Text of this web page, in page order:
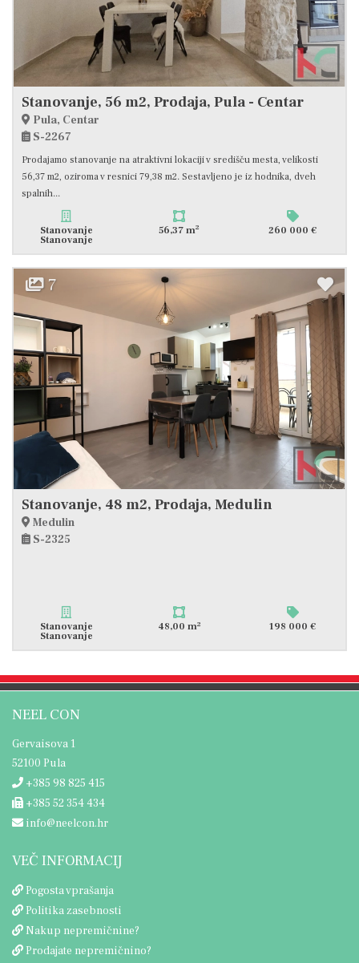
Stanovanje, 56 m2, Prodaja, Pula - Centar
Pula, Centar
S-2267
Prodajamo stanovanje na atraktivni lokaciji v središču mesta, velikosti
56,37 m2, oziroma v resnici 79,38 m2. Sestavljeno je iz hodnika, dveh
spalnih...
Stanovanje
Stanovanje
56,37 m2 260 000 €
7
Stanovanje, 48 m2, Prodaja, Medulin
Medulin
S-2325
Stanovanje
Stanovanje
48,00 m2 198 000 €
NEEL CON
Gervaisova 1
52100 Pula
+385 98 825 415
+385 52 354 434
info@neelcon.hr
VEČ INFORMACIJ
Pogosta vprašanja
Politika zasebnosti
Nakup nepremičnine?
Prodajate nepremičnino?